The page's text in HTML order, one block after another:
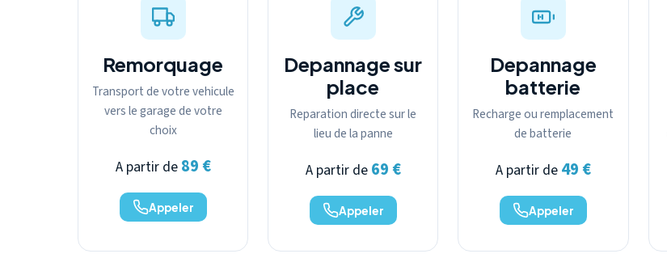
Remorquage
Transport de votre vehicule
vers le garage de votre
choix
A partir de 89 €
Appeler
Depannage sur
place
Reparation directe sur le
lieu de la panne
A partir de 69 €
Appeler
Depannage
batterie
Recharge ou remplacement
de batterie
A partir de 49 €
Appeler